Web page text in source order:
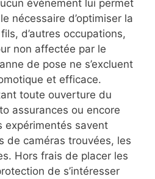
événement lui permet
nécessaire d’optimiser la
d’autres occupations,
non affectée par le
de pose ne s’excluent
et efficace.
toute ouverture du
assurances ou encore
expérimentés savent
de caméras trouvées, les
Hors frais de placer les
de s’intéresser